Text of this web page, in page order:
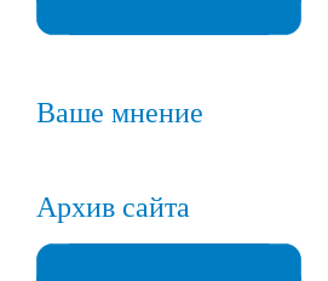
Ваше мнение
Архив сайта